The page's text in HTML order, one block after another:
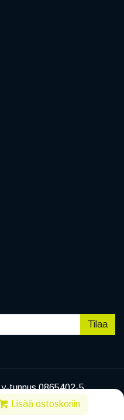
Lisää ostoskoriin
Tilaa
tunnus 0865402-5